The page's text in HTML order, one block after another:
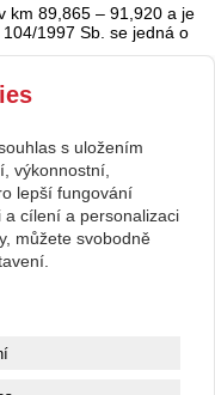
km 89,865 – 91,920 a je
1997 Sb. se jedná o
stavu, během kterého
Konstrukce vozovky
s uložením
výkonnostní,
lepší fungování
cílení a personalizaci
můžete svobodně